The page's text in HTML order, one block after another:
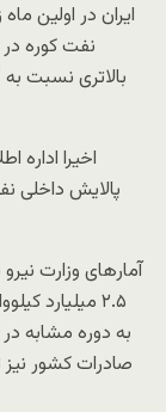
نفت کوره
بالاتری نسبت
اخیرا اداره
پالایش داخلی
آمارهای وزارت
۲.۵ میلیارد
صادرات کشور نیز